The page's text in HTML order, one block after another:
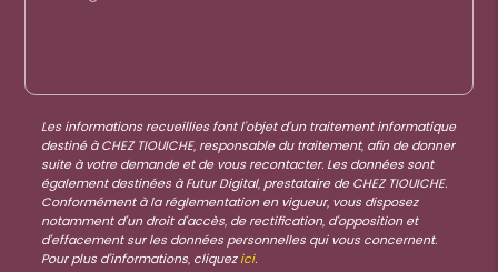
Les informations recueillies font l’objet d’un traitement informatique
destiné àCHEZ TIOUICHE, responsable du traitement, afin de donner
suite à votre demande et de vous recontacter. Les données sont
également destinées à Futur Digital, prestataire de CHEZ TIOUICHE.
Conformément à la réglementation en vigueur, vous disposez
notamment d'un droit d'accès, de rectification, d'opposition et
d'effacement sur les données personnelles qui vous concernent.
Pour plus d’informations, cliquezici.